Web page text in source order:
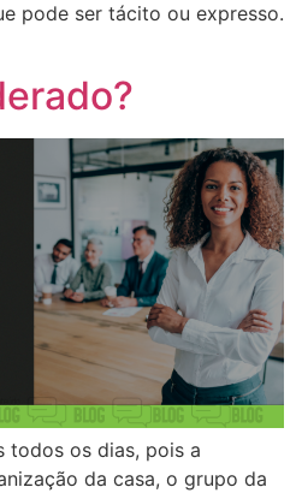
pode ser tácito ou expresso.
todos os dias, pois a
da casa, o grupo da